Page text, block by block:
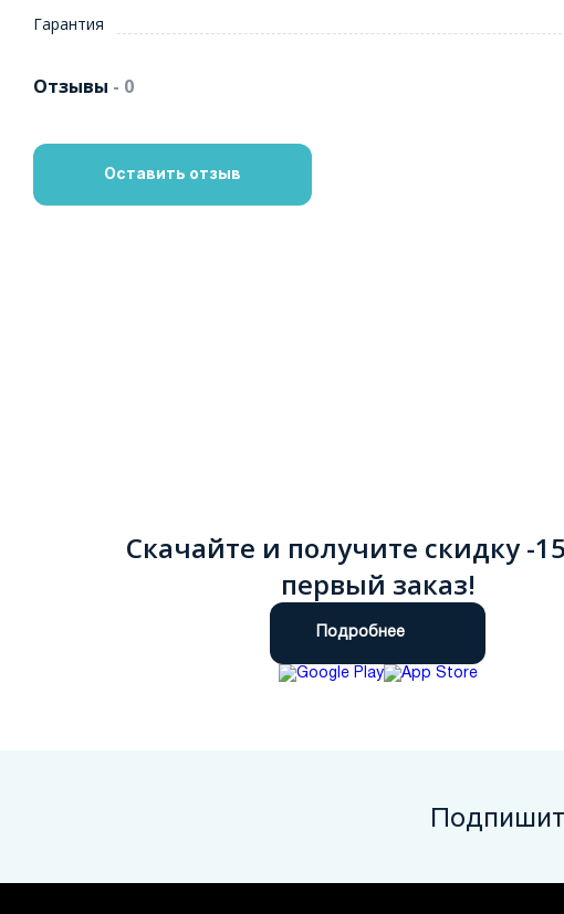
Гарантия
Отзывы - 0
Оставить отзыв
Скачайте и получите скидку -
первый заказ!
Подробнее